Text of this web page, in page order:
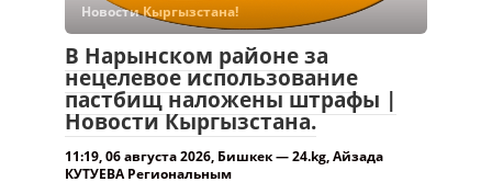
Новости Кыргызстана!
В Нарынском районе за
нецелевое использование
пастбищ наложены штрафы |
Новости Кыргызстана.
11:19, 06 августа 2026, Бишкек — 24.kg, Айзада
КУТУЕВА Региональным